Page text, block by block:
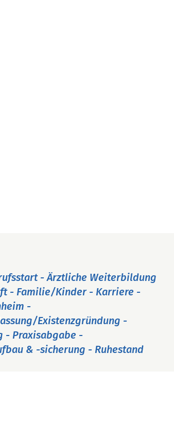
- Ärztliche Weiterbildung
- Familie/Kinder - Karriere -
-
Existenzgründung -
- Praxisabgabe -
& -sicherung - Ruhestand